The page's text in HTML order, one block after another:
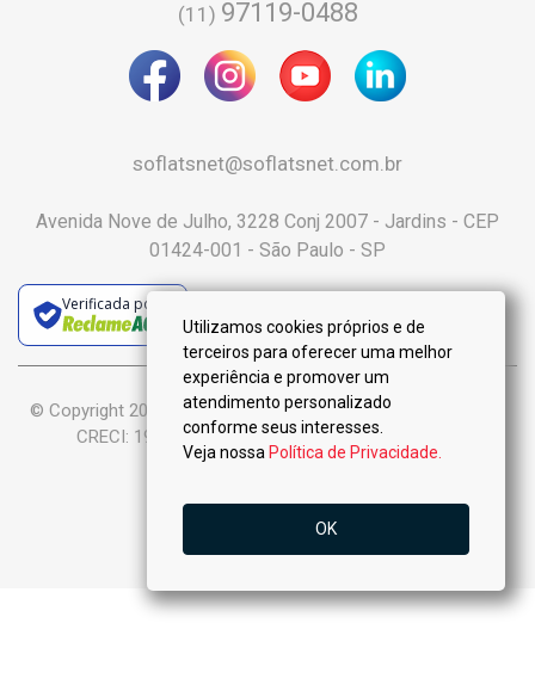
(11) 97119-0488
soflatsnet@soflatsnet.com.br
Avenida Nove de Julho, 3228 Conj 2007 - Jardins - CEP
01424-001 - São Paulo - SP
Verificada por
© Copyright 2025 :: Só Flats Negócios Imobiliários Ltda-Me ::
CRECI: 19.926-J - Todos os Direitos Reservados.
Utilizamos cookies próprios e de
terceiros para oferecer uma melhor
experiência e promover um
atendimento personalizado
conforme seus interesses.
Veja nossa Política de Privacidade.
OK